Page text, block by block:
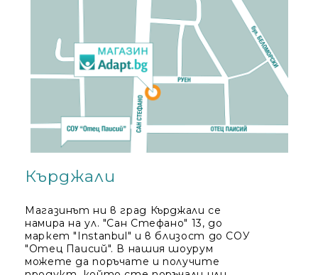
Кърджали
Магазинът ни в град Кърджали се
намира на ул. "Сан Стефано" 13, до
маркет "Instanbul" и в близост до СОУ
"Отец Паисий". В нашия шоурум
можете да поръчате и получите